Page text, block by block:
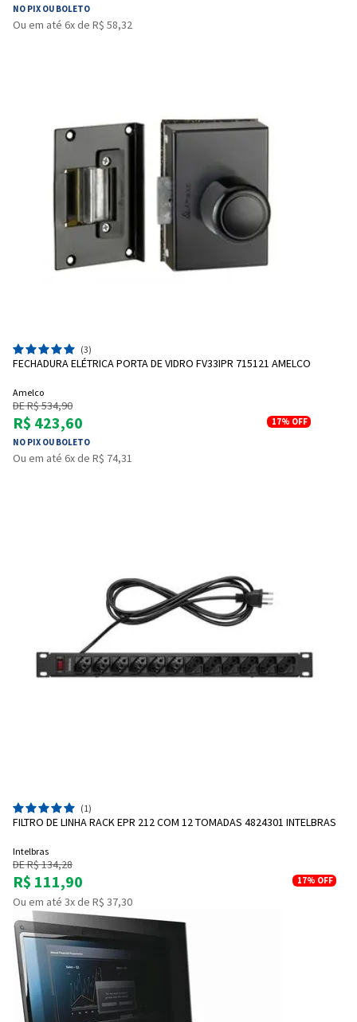
NO PIX OU BOLETO
Ou em até 6x de R$ 58,32
(3)
FECHADURA ELÉTRICA PORTA DE VIDRO FV33IPR 715121 AMELCO
Amelco
DE R$ 534,90
R$ 423,60
NO PIX OU BOLETO
17% OFF
Ou em até 6x de R$ 74,31
(1)
FILTRO DE LINHA RACK EPR 212 COM 12 TOMADAS 4824301 INTELBRAS
Intelbras
DE R$ 134,28
R$ 111,90 17% OFF
Ou em até 3x de R$ 37,30